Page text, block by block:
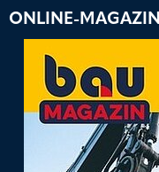
ONLINE-MAGAZIN